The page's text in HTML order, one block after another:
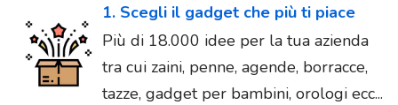
1. Scegli il gadget che più ti piace
Più di 18.000 idee per la tua azienda
tra cui zaini, penne, agende, borracce,
tazze, gadget per bambini, orologi ecc...